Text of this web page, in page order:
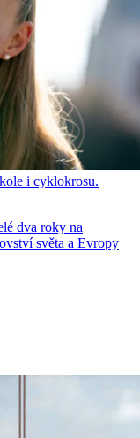
i cyklokrosu.
dva roky na
světa a Evropy